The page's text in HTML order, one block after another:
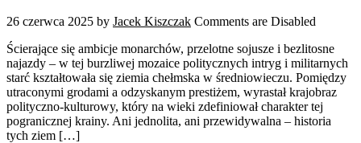
26 czerwca 2025 by Jacek Kiszczak Comments are Disabled
Ścierające się ambicje monarchów, przelotne sojusze i bezlitosne
najazdy – w tej burzliwej mozaice politycznych intryg i militarnych
starć kształtowała się ziemia chełmska w średniowieczu. Pomiędzy
utraconymi grodami a odzyskanym prestiżem, wyrastał krajobraz
polityczno-kulturowy, który na wieki zdefiniował charakter tej
pogranicznej krainy. Ani jednolita, ani przewidywalna – historia
tych ziem […]